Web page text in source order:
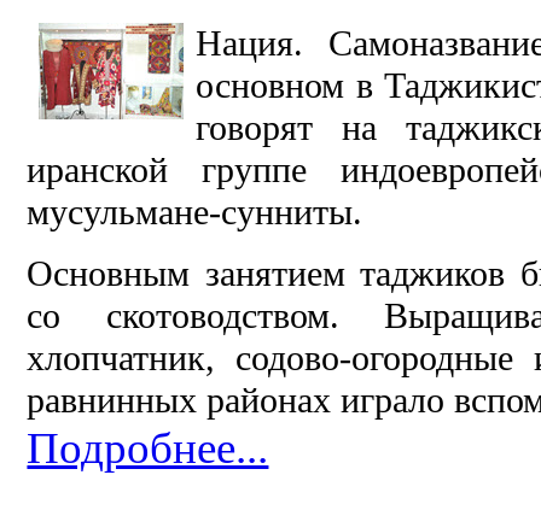
Нация.
основном в
говорят на
иранской группе
мусульмане-сунниты.
Основным занятием таджиков
со скотоводством.
хлопчатник, содово-
равнинных районах играло
Подробнее...